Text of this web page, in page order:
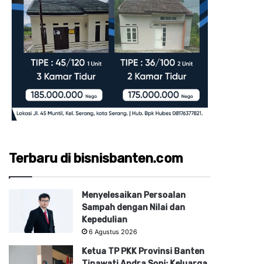
Terbaru di bisnisbanten.com
Menyelesaikan Persoalan
Sampah dengan Nilai dan
Kepedulian
6 Agustus 2026
Ketua TP PKK Provinsi Banten